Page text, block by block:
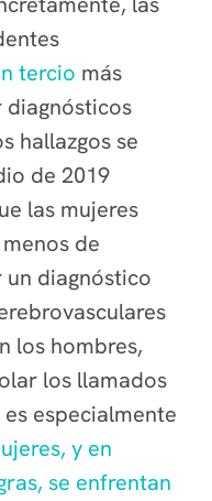
tercio más
hallazgos se
de 2019
las mujeres
de
diagnóstico
los hombres,
los llamados
especialmente
y en
se enfrentan